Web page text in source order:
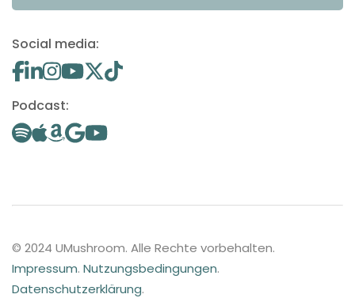
Social media:
Podcast:
© 2024 UMushroom. Alle Rechte vorbehalten.
Impressum. Nutzungsbedingungen.
Datenschutzerklärung.